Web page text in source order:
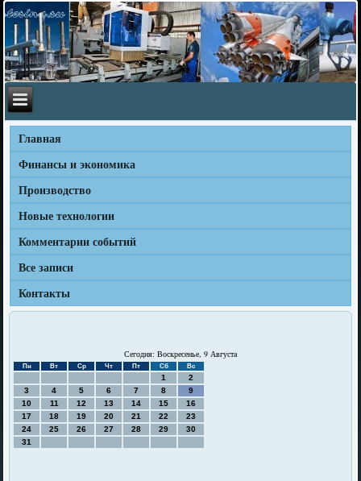
Главная
Финансы и экономика
Производство
Новые технологии
Комментарии событий
Все записи
Контакты
Сегодня: Воскресенье, 9 Августа
Пн Вт Ср Чт Пт Сб Вс
1
2
3
4 5 6 7 8
9
10
11 12 13 14 15
16
17
18 19 20 21 22
23
24
25 26 27 28 29
30
31